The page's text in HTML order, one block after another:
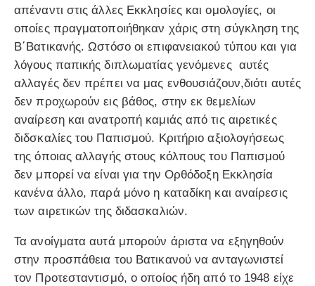
απέναντι στις άλλες Εκκλησίες και ομολογίες, οι
οποίες πραγματοποιήθηκαν χάρις στη σύγκληση της
Β΄Βατικανής. Ωστόσο οι επιφανειακού τύπου και για
λόγους παπικής διπλωματίας γενόμενες αυτές
αλλαγές δεν πρέπει να μας ενθουσιάζουν,διότι αυτές
δεν προχωρούν εις βάθος, στην εκ θεμελίων
αναίρεση και ανατροπή καμιάς από τις αιρετικές
διδσκαλίες του Παπισμού. Κριτήριο αξιολογήσεως
της όποιας αλλαγής στους κόλπους του Παπισμού
δεν μπορεί να είναι για την Ορθόδοξη Εκκλησία
κανένα άλλο, παρά μόνο η καταδίκη και αναίρεσις
των αιρετικών της διδασκαλιών.
Τα ανοίγματα αυτά μπορούν άριστα να εξηγηθούν
στην προσπάθεια του Βατικανού να ανταγωνιστεί
τον Προτεσταντισμό, ο οποίος ήδη από το 1948 είχε